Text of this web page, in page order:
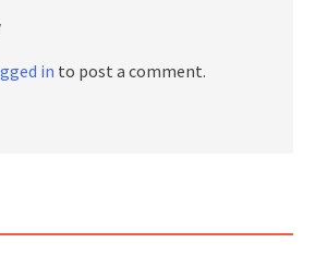
in to post a comment.